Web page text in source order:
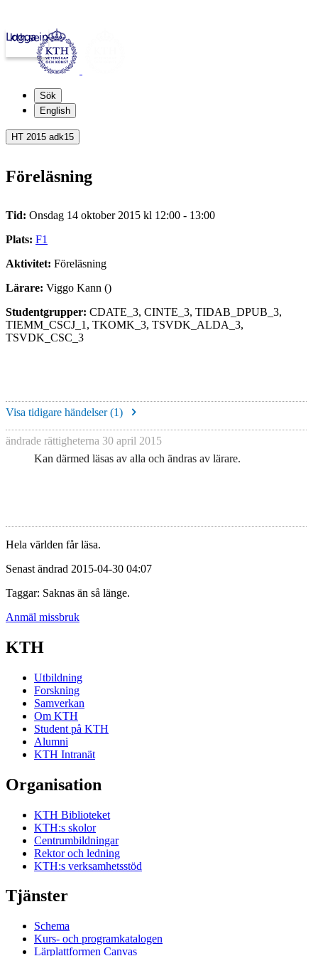
kth.se
Logga in
Sök
English
HT 2015 adk15
Föreläsning
Tid: Onsdag 14 oktober 2015 kl 12:00 - 13:00
Plats: F1
Aktivitet: Föreläsning
Lärare: Viggo Kann ()
Studentgrupper: CDATE_3, CINTE_3, TIDAB_DPUB_3,
TIEMM_CSCJ_1, TKOMK_3, TSVDK_ALDA_3,
TSVDK_CSC_3
Visa tidigare händelser (1)
ändrade rättigheterna 30 april 2015
Kan därmed läsas av alla och ändras av lärare.
Hela världen får läsa.
Senast ändrad 2015-04-30 04:07
Taggar: Saknas än så länge.
Anmäl missbruk
KTH
Utbildning
Forskning
Samverkan
Om KTH
Student på KTH
Alumni
KTH Intranät
Organisation
KTH Biblioteket
KTH:s skolor
Centrumbildningar
Rektor och ledning
KTH:s verksamhetsstöd
Tjänster
Schema
Kurs- och programkatalogen
Lärplattformen Canvas